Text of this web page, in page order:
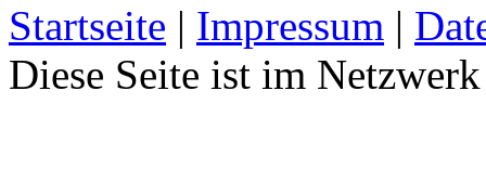
Startseite | Impressum |
Diese Seite ist im